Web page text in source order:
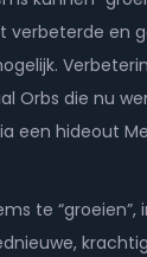
en
Orbs die nu
een hideout
te “groeien”,